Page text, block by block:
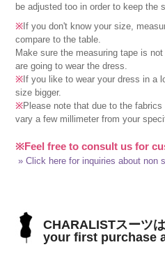
be adjusted too in order to keep the
※ If you don't know your size,
compare to the table.
Make sure the measuring tape is
are going to wear the dress.
※ If you like to wear your dress in a
size bigger.
※Please note that due to the
vary a few millimeter from your
※Feel free to consult us for
» Click here for inquiries about non
CHARALISTスーツ
your first purchase